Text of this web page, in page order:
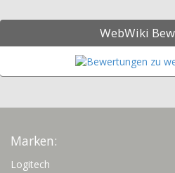
WebWiki
Marken:
Logitech